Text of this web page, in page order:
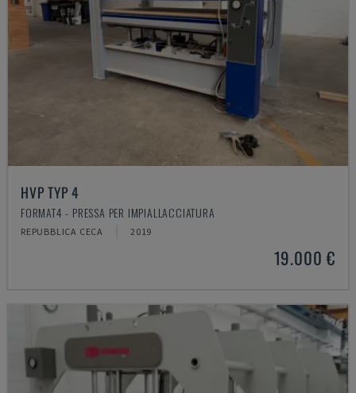
HVP TYP 4
FORMAT4 - PRESSA PER IMPIALLACCIATURA
REPUBBLICA CECA 2019
19.000 €